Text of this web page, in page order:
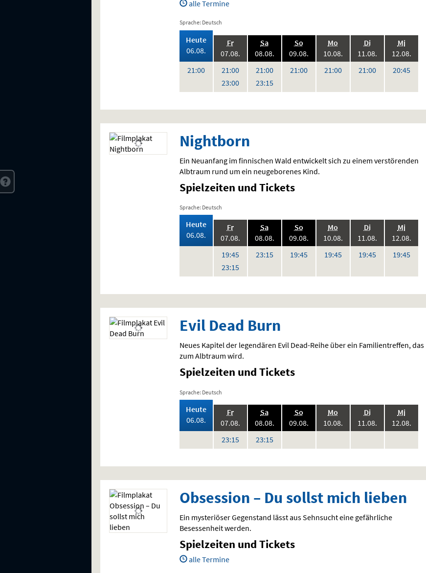
alle Termine
Sprache: Deutsch
Heute,
06.08. 2026:
21:00Uhr
Fr.,
07.08. 2026:
21:00Uhr
23:00Uhr
Sa.,
08.08. 2026:
21:00Uhr
23:15Uhr
So.,
09.08. 2026:
21:00Uhr
Mo
10.08. 2026:
21:00Uhr
Di.,
11.08. 2026:
21:00Uhr
Mi.,
12.08.
20:45Uhr
Nightborn
Ein Neuanfang im finnischen Wald entwickelt sich zu einem verstörenden
Albtraum rund um ein neugeborenes Kind.
Spielzeiten und Tickets
Sprache: Deutsch
Heute,
06.08.2026:
Vorstellungen
Fr.,
07.08.2026:
19:45Uhr
23:15Uhr
Sa.,
08.08.2026:
23:15Uhr
So.,
09.08.2026:
19:45Uhr
Mo
10.08.2026:
19:45Uhr
Di.,
11.08.2026:
19:45Uhr
Mi.,
12.08.2026:
19:45Uhr
Evil Dead Burn
Neues Kapitel der legendären Evil Dead-Reihe über ein Familientreffen, das
zum Albtraum wird.
Spielzeiten und Tickets
Sprache: Deutsch
Heute,
06.08.2026:
Vorstellungen
Fr.,
07.08.2026:
23:15Uhr
Sa.,
08.08.2026:
23:15Uhr
So.,
09.08.2026:
Vorstellungen
Mo
10.08.2026:
Vorstellungen
Di.,
11.08.2026:
Vorstellungen
Mi.,
12.08.2026:
Vorstellungen
Obsession – Du sollst mich lieben
Ein mysteriöser Gegenstand lässt aus Sehnsucht eine gefährliche
Besessenheit werden.
Spielzeiten und Tickets
alle Termine